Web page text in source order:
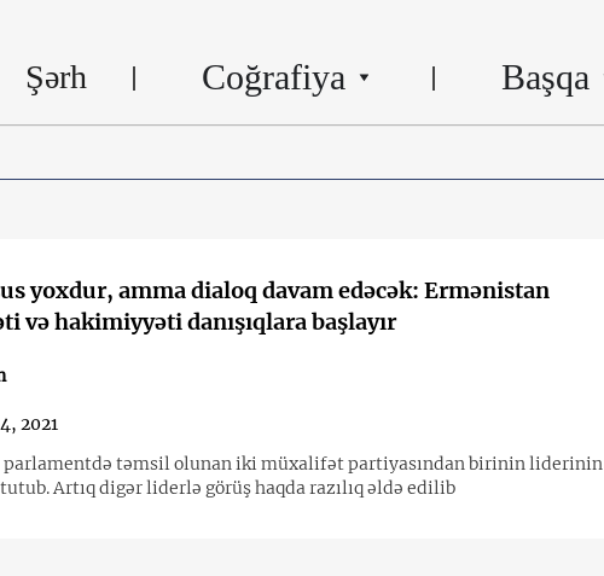
Şərh Coğrafiya Başqa
yoxdur, amma dialoq davam edəcək: Ermənistan
və hakimiyyəti danışıqlara başlayır
2021
parlamentdə təmsil olunan iki müxalifət partiyasından birinin liderinin
Artıq digər liderlə görüş haqda razılıq əldə edilib